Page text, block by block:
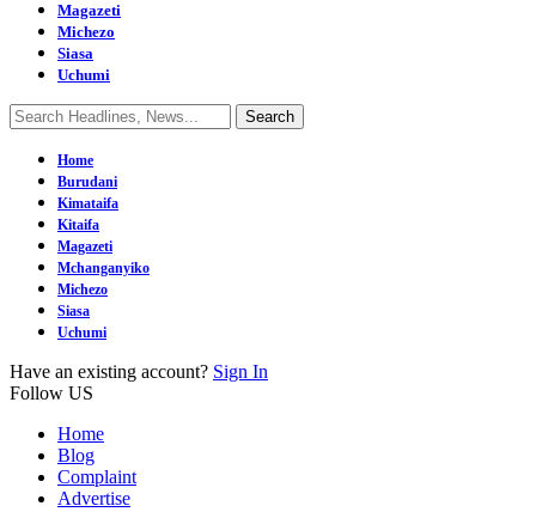
Magazeti
Michezo
Siasa
Uchumi
Home
Burudani
Kimataifa
Kitaifa
Magazeti
Mchanganyiko
Michezo
Siasa
Uchumi
Have an existing account? Sign In
Follow US
Home
Blog
Complaint
Advertise